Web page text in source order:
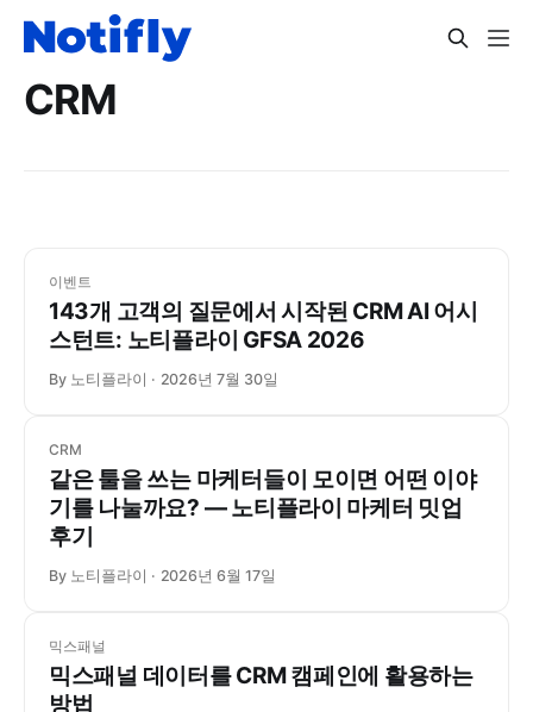
CRM
이벤트
143개 고객의 질문에서 시작된 CRM AI 어시
스턴트: 노티플라이 GFSA 2026
By 노티플라이 2026년 7월 30일
CRM
같은 툴을 쓰는 마케터들이 모이면 어떤 이야
기를 나눌까요? ― 노티플라이 마케터 밋업
후기
By 노티플라이 2026년 6월 17일
믹스패널
믹스패널 데이터를 CRM 캠페인에 활용하는
방법